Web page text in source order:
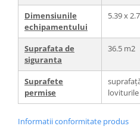
Dimensiunile
echipamentului
5.39 x
Suprafata de
siguranta
36.5 m2
Suprafete
permise
Informatii conformitate produs